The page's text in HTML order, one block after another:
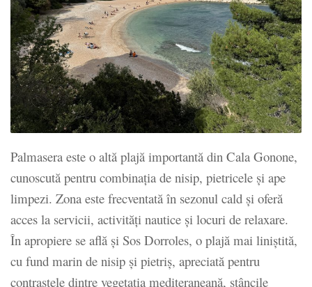
Palmasera este o altă plajă importantă din Cala Gonone,
cunoscută pentru combinația de nisip, pietricele și ape
limpezi. Zona este frecventată în sezonul cald și oferă
acces la servicii, activități nautice și locuri de relaxare.
În apropiere se află și Sos Dorroles, o plajă mai liniștită,
cu fund marin de nisip și pietriș, apreciată pentru
contrastele dintre vegetația mediteraneană, stâncile